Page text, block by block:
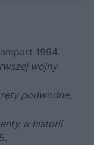
1994.
wojny
podwodne,
w historii